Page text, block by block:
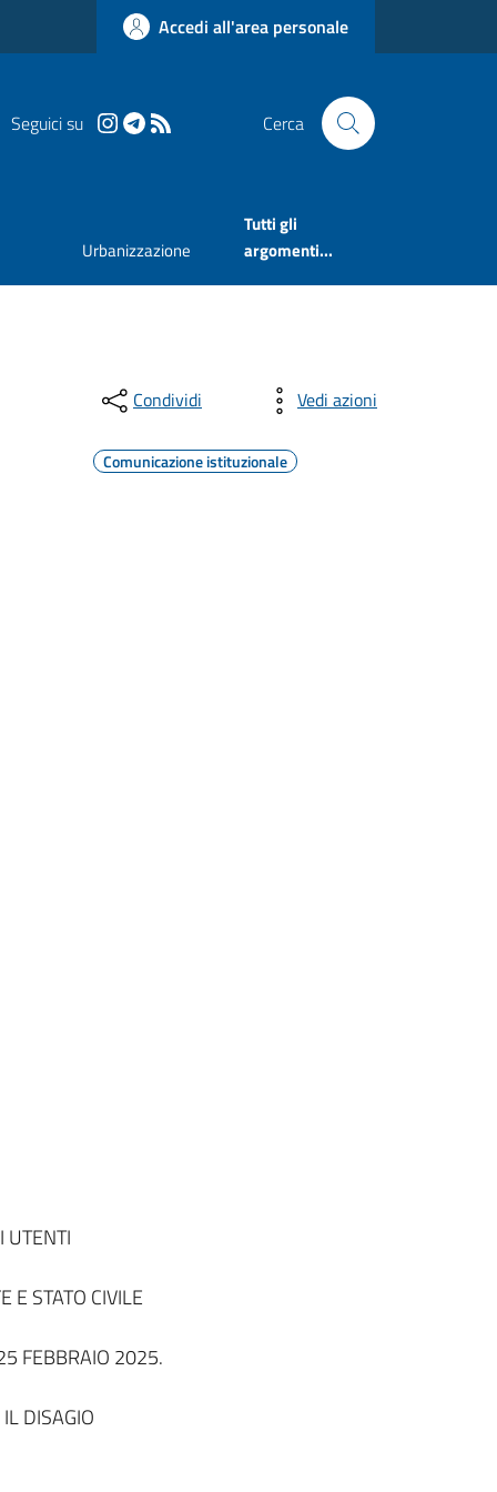
Accedi all'area personale
Seguici su Cerca
Urbanizzazione
Tutti gli
argomenti...
Condividi Vedi azioni
Comunicazione istituzionale
UTENTI
E STATO CIVILE
FEBBRAIO 2025.
DISAGIO